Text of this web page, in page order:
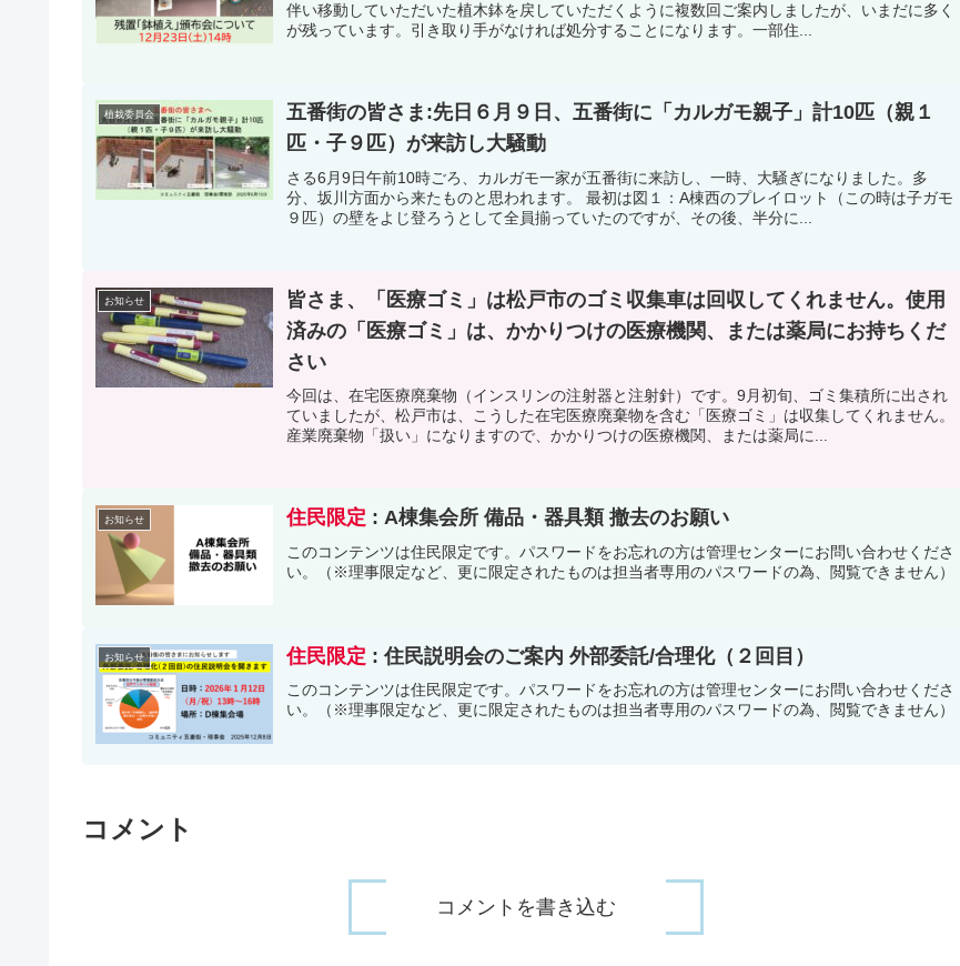
伴い移動していただいた植木鉢を戻していただくように複数回ご案内しましたが、いまだに多く
が残っています。引き取り手がなければ処分することになります。一部住...
植栽委員会
五番街の皆さま:先日６月９日、五番街に「カルガモ親子」計10匹（親１
匹・子９匹）が来訪し大騒動
さる6月9日午前10時ごろ、カルガモ一家が五番街に来訪し、一時、大騒ぎになりました。多
分、坂川方面から来たものと思われます。 最初は図１：A棟西のプレイロット（この時は子ガモ
９匹）の壁をよじ登ろうとして全員揃っていたのですが、その後、半分に...
お知らせ
皆さま、「医療ゴミ」は松戸市のゴミ収集車は回収してくれません。使用
済みの「医療ゴミ」は、かかりつけの医療機関、または薬局にお持ちくだ
さい
今回は、在宅医療廃棄物（インスリンの注射器と注射針）です。9月初旬、ゴミ集積所に出され
ていましたが、松戸市は、こうした在宅医療廃棄物を含む「医療ゴミ」は収集してくれません。
産業廃棄物「扱い」になりますので、かかりつけの医療機関、または薬局に...
お知らせ 住民限定 : A棟集会所 備品・器具類 撤去のお願い
このコンテンツは住民限定です。パスワードをお忘れの方は管理センターにお問い合わせくださ
い。（※理事限定など、更に限定されたものは担当者専用のパスワードの為、閲覧できません）
お知らせ 住民限定 : 住民説明会のご案内 外部委託/合理化（２回目）
このコンテンツは住民限定です。パスワードをお忘れの方は管理センターにお問い合わせくださ
い。（※理事限定など、更に限定されたものは担当者専用のパスワードの為、閲覧できません）
コメント
コメントを書き込む